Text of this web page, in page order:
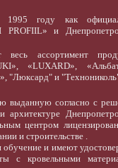
году как
PROFIIL» и
ассортимент
«LUXARD»,
"Люксард" и
согласно с
архитектуре
центром
и строительстве .
и имеют
с кровельными